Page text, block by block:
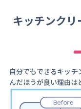
キッチンク
自分でもできるキッ
んだほうが良い理由は